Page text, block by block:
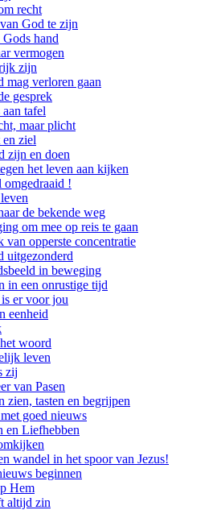
recht
God te zijn
hand
vermogen
zijn
mag verloren gaan
gesprek
tafel
maar plicht
ziel
zijn en doen
het leven aan kijken
omgedraaid !
de bekende weg
om mee op reis te gaan
van opperste concentratie
uitgezonderd
in beweging
in een onrustige tijd
er voor jou
eenheid
woord
leven
zij
van Pasen
zien, tasten en begrijpen
goed nieuws
en Liefhebben
wandel in het spoor van Jezus!
beginnen
Hem
altijd zin